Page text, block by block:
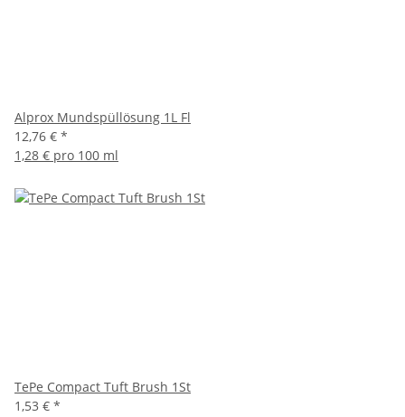
Alprox Mundspüllösung 1L Fl
12,76 € *
1,28 € pro 100 ml
TePe Compact Tuft Brush 1St
1,53 € *